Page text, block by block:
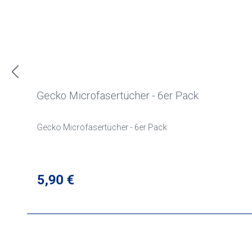
Gecko Microfasertücher - 6er Pack
Gecko Microfasertücher - 6er Pack
Regulärer Preis:
5,90 €